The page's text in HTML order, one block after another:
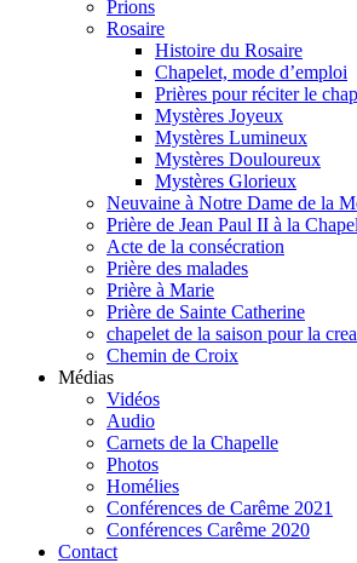
Prions
Rosaire
Histoire du Rosaire
Chapelet, mode d’emploi
Prières pour réciter le
Mystères Joyeux
Mystères Lumineux
Mystères Douloureux
Mystères Glorieux
Neuvaine à Notre Dame de la
Prière de Jean Paul II à la
Acte de la consécration
Prière des malades
Prière à Marie
Prière de Sainte Catherine
chapelet de la saison pour la
Chemin de Croix
Médias
Vidéos
Audio
Carnets de la Chapelle
Photos
Homélies
Conférences de Carême 2021
Conférences Carême 2020
Contact